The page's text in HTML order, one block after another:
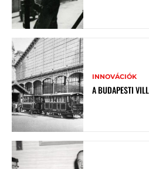
INNOVÁCIÓK
A BUDAPESTI